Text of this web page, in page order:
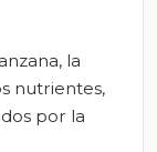
la
nutrientes,
por la